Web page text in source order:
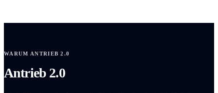
WARUM ANTRIEB 2.0
Antrieb 2.0